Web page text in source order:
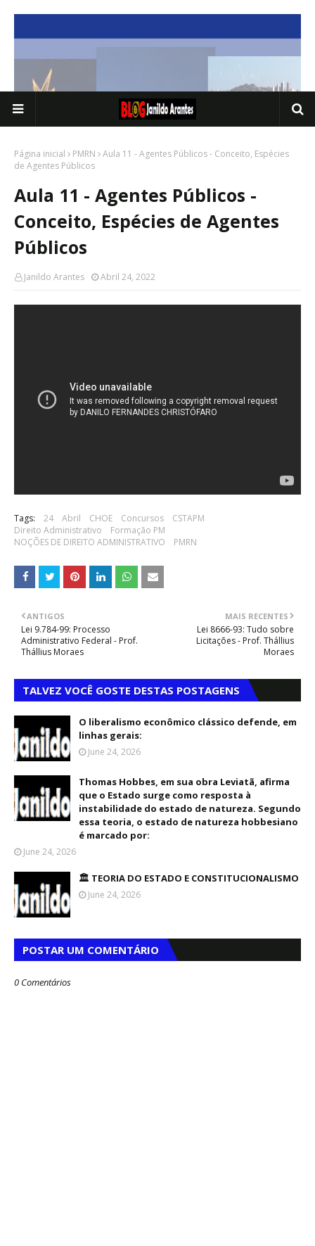
Página inicial PMRN
Aula 11 - Agentes Públicos - Conceito, Espécies
de Agentes Públicos
Aula 11 - Agentes Públicos -
Conceito, Espécies de Agentes
Públicos
Janildo Arantes Abril 24, 2022
Tags: 24 Abril CHOE Concursos
CSTAPM
Direito Administrativo
Formação PM
NOÇÕES DE DIREITO ADMINISTRATIVO
PMRN
MAIS RECENTES
Lei 8666-93: Tudo sobre
Licitações - Prof. Thállius
Moraes
ANTIGOS
Lei 9.784-99: Processo
Administrativo Federal - Prof.
Thállius Moraes
TALVEZ VOCÊ GOSTE DESTAS POSTAGENS
O liberalismo econômico clássico defende, em
linhas gerais:
June 24, 2026
Thomas Hobbes, em sua obra Leviatã, afirma
que o Estado surge como resposta à
instabilidade do estado de natureza. Segundo
essa teoria, o estado de natureza hobbesiano
é marcado por:
June 24, 2026
🏛️ TEORIA DO ESTADO E CONSTITUCIONALISMO
June 24, 2026
POSTAR UM COMENTÁRIO
0 Comentários